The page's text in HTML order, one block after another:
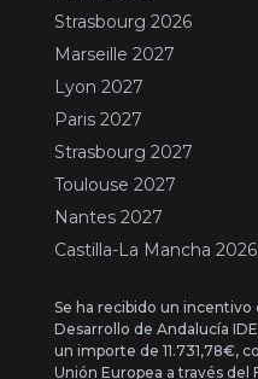
Strasbourg 2026
Marseille 2027
Lyon 2027
Paris 2027
Strasbourg 2027
Toulouse 2027
Nantes 2027
Castilla-La Mancha 2026
Se ha recibido un
Desarrollo de Andalucía
un importe de 11.731,78€,
Unión Europea a través del